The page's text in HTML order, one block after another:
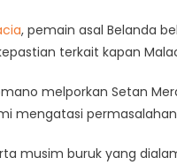
, pemain asal Belanda
terkait kapan
melporkan Setan
mengatasi
musim buruk yang